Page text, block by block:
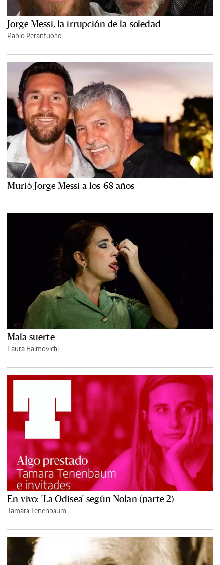
Jorge Messi, la irrupción de la soledad
Pablo Perantuono
Murió Jorge Messi a los 68 años
Mala suerte
Laura Haimovichi
En vivo: 'La Odisea' según Nolan (parte 2)
Tamara Tenenbaum